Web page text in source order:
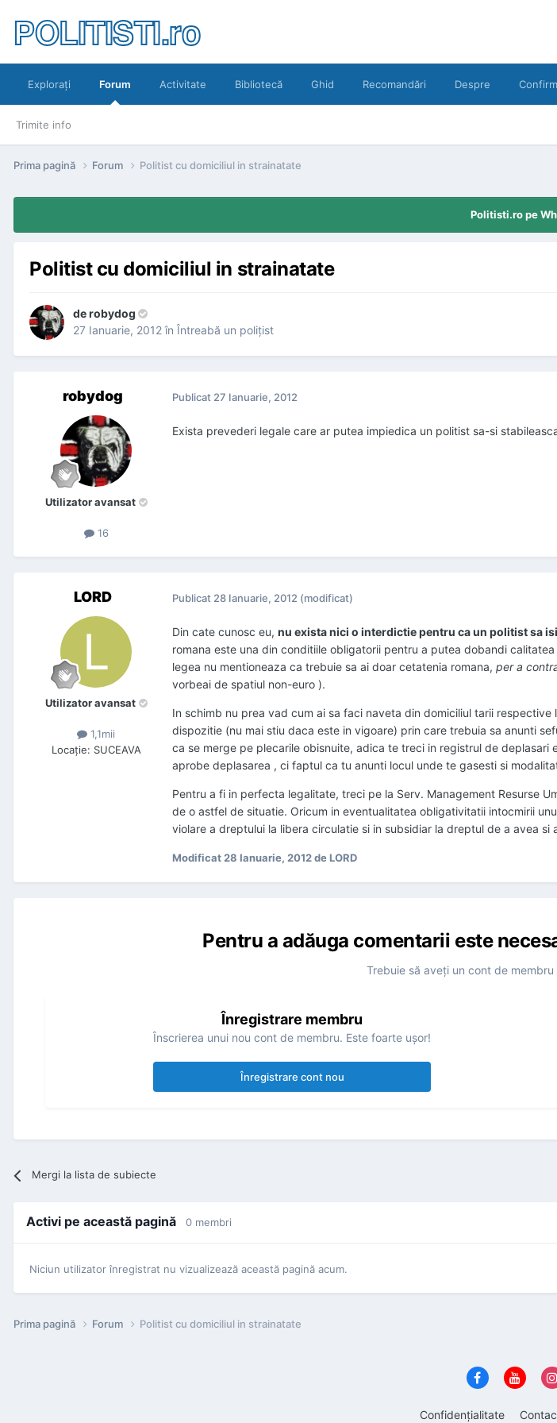
POLITISTI.ro
Exploraţi Forum
Trimite info
Activitate Bibliotecă Ghid Recomandări Despre
Prima pagină Forum Politist cu domiciliul in strainatate
Politisti.ro pe
Politist cu domiciliul in strainatate
derobydog
27 Ianuarie, 2012în Întreabă un poliţist
robydog
Utilizator avansat
16
Publicat 27 Ianuarie, 2012
Exista prevederi legale care ar putea impiedica un politist sa-si
LORD
Utilizator avansat
1,1mii
Locaţie: SUCEAVA
Publicat 28 Ianuarie, 2012 (modificat)
Din cate cunosc eu, nu exista nici o interdictie pentru ca un politist sa
romana este una din conditiile obligatorii pentru a putea dobandi
legea nu mentioneaza ca trebuie sa ai doar cetatenia romana, per a
vorbeai de spatiul non-euro ).
In schimb nu prea vad cum ai sa faci naveta din domiciliul tarii
dispozitie (nu mai stiu daca este in vigoare) prin care trebuia sa anunti
ca se merge pe plecarile obisnuite, adica te treci in registrul de
aprobe deplasarea , ci faptul ca tu anunti locul unde te gasesti si
Pentru a fi in perfecta legalitate, treci pe la Serv. Management Resurse
de o astfel de situatie. Oricum in eventualitatea obligativitatii intocmirii
violare a dreptului la libera circulatie si in subsidiar la dreptul de a avea si
Modificat28 Ianuarie, 2012de LORD
Pentru a adăuga comentarii este
Trebuie să aveţi un cont de
Înregistrare membru
Înscrierea unui nou cont de membru. Este foarte uşor!
Înregistrare cont nou
Mergi la lista de subiecte
Activi pe această pagină 0 membri
Niciun utilizator înregistrat nu vizualizează această pagină acum.
Prima pagină Forum Politist cu domiciliul in strainatate
Confidenţialitate